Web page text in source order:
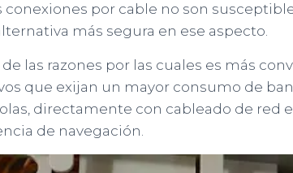
conexiones por cable no son
más segura en ese aspecto.
de las razones por las cuales es más
que exijan un mayor consumo de
directamente con cableado de red
de navegación.